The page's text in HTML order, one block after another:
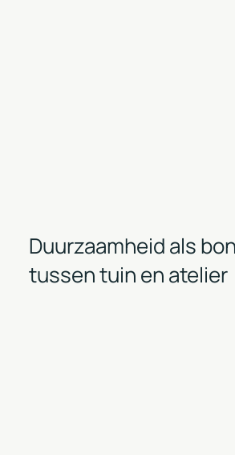
Duurzaamheid als
tussen tuin en atelier